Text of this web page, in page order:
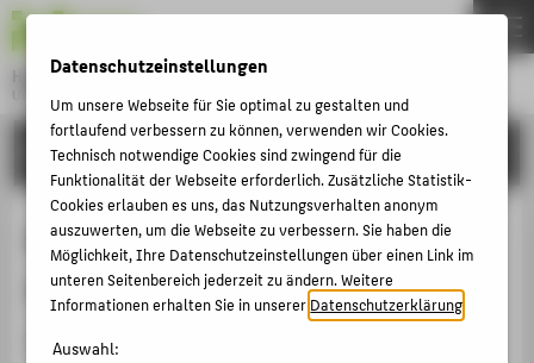
Hochschule für Technik und Wirtschaft Berlin
University of Applied Sciences
Menu
FORSCHUNG
Mitglied der Deutsch-
Amerikanischen
Juristenvereinigung e.V.
THEMEN
HOCHSCHULE
CAMPUS
STUDIUM
LEHRE
Datenschutzeinstellungen
Um unsere Webseite für Sie optimal zu gestalten und
fortlaufend verbessern zu können, verwenden wir Cookies.
Technisch notwendige Cookies sind zwingend für die
Funktionalität der Webseite erforderlich. Zusätzliche Statistik-
Cookies erlauben es uns, das Nutzungsverhalten anonym
auszuwerten, um die Webseite zu verbessern. Sie haben die
Möglichkeit, Ihre Datenschutzeinstellungen über einen Link im
unteren Seitenbereich jederzeit zu ändern. Weitere
Informationen erhalten Sie in unsererDatenschutzerklärung
Auswahl: